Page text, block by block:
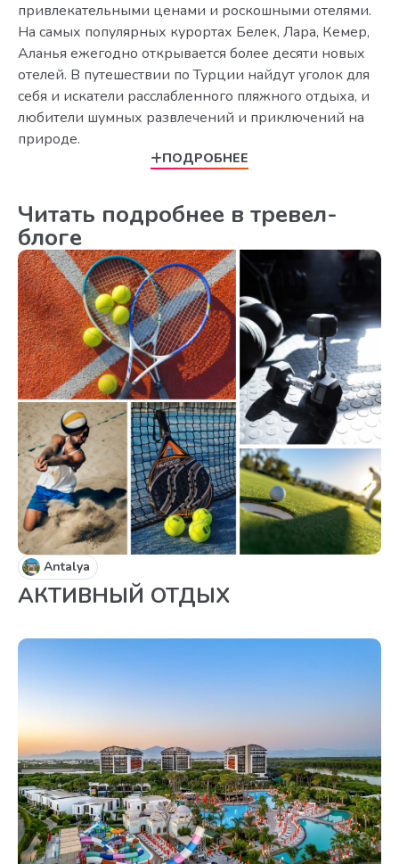
привлекательными ценами и роскошными отелями.
На самых популярных курортах Белек, Лара, Кемер,
Аланья ежегодно открывается более десяти новых
отелей. В путешествии по Турции найдут уголок для
себя и искатели расслабленного пляжного отдыха, и
любители шумных развлечений и приключений на
природе.
ПОДРОБНЕЕ
Читать подробнее в тревел-
блоге
Antalya
АКТИВНЫЙ ОТДЫХ